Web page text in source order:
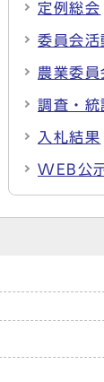
定例総会
委員会活
農業委員
調査・統
入札結果
WEB公